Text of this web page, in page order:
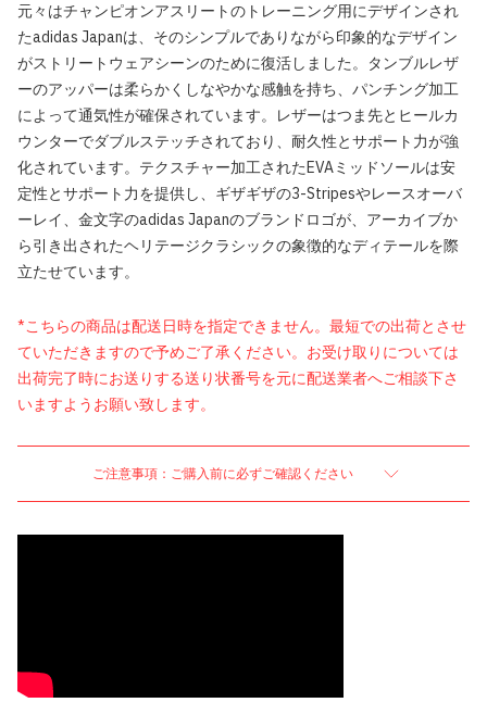
元々はチャンピオンアスリートのトレーニング用にデザインされ
たadidas Japanは、そのシンプルでありながら印象的なデザイン
がストリートウェアシーンのために復活しました。タンブルレザ
ーのアッパーは柔らかくしなやかな感触を持ち、パンチング加工
によって通気性が確保されています。レザーはつま先とヒールカ
ウンターでダブルステッチされており、耐久性とサポート力が強
化されています。テクスチャー加工されたEVAミッドソールは安
定性とサポート力を提供し、ギザギザの3-Stripesやレースオーバ
ーレイ、金文字のadidas Japanのブランドロゴが、アーカイブか
ら引き出されたヘリテージクラシックの象徴的なディテールを際
立たせています。
*こちらの商品は配送日時を指定できません。最短での出荷とさせ
ていただきますので予めご了承ください。お受け取りについては
出荷完了時にお送りする送り状番号を元に配送業者へご相談下さ
いますようお願い致します。
ご注意事項：ご購入前に必ずご確認ください